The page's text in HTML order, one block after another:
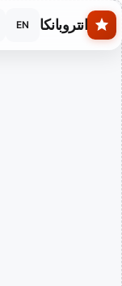
Skip to main content
انتروبانكا EN